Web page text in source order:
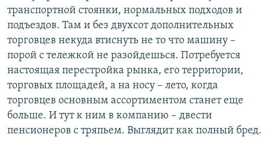
транспортной стоянки, нормальных подходов и
подъездов. Там и без двухсот дополнительных
торговцев некуда втиснуть не то что машину –
порой с тележкой не разойдешься. Потребуется
настоящая перестройка рынка, его территории,
торговых площадей, а на носу – лето, когда
торговцев основным ассортиментом станет еще
больше. И тут к ним в компанию – двести
пенсионеров с тряпьем. Выглядит как полный бред.